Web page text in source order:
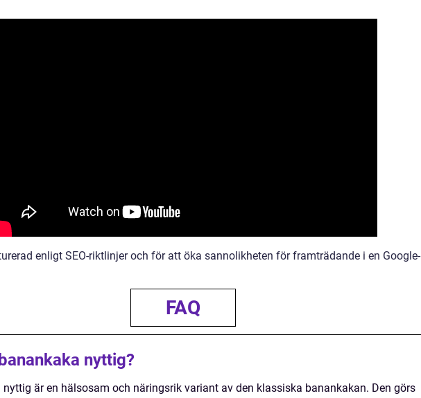
enligt SEO-riktlinjer och för att öka sannolikheten för framträdande i en Google-
FAQ
nyttig?
nyttig är en hälsosam och näringsrik variant av den klassiska banankakan. Den görs